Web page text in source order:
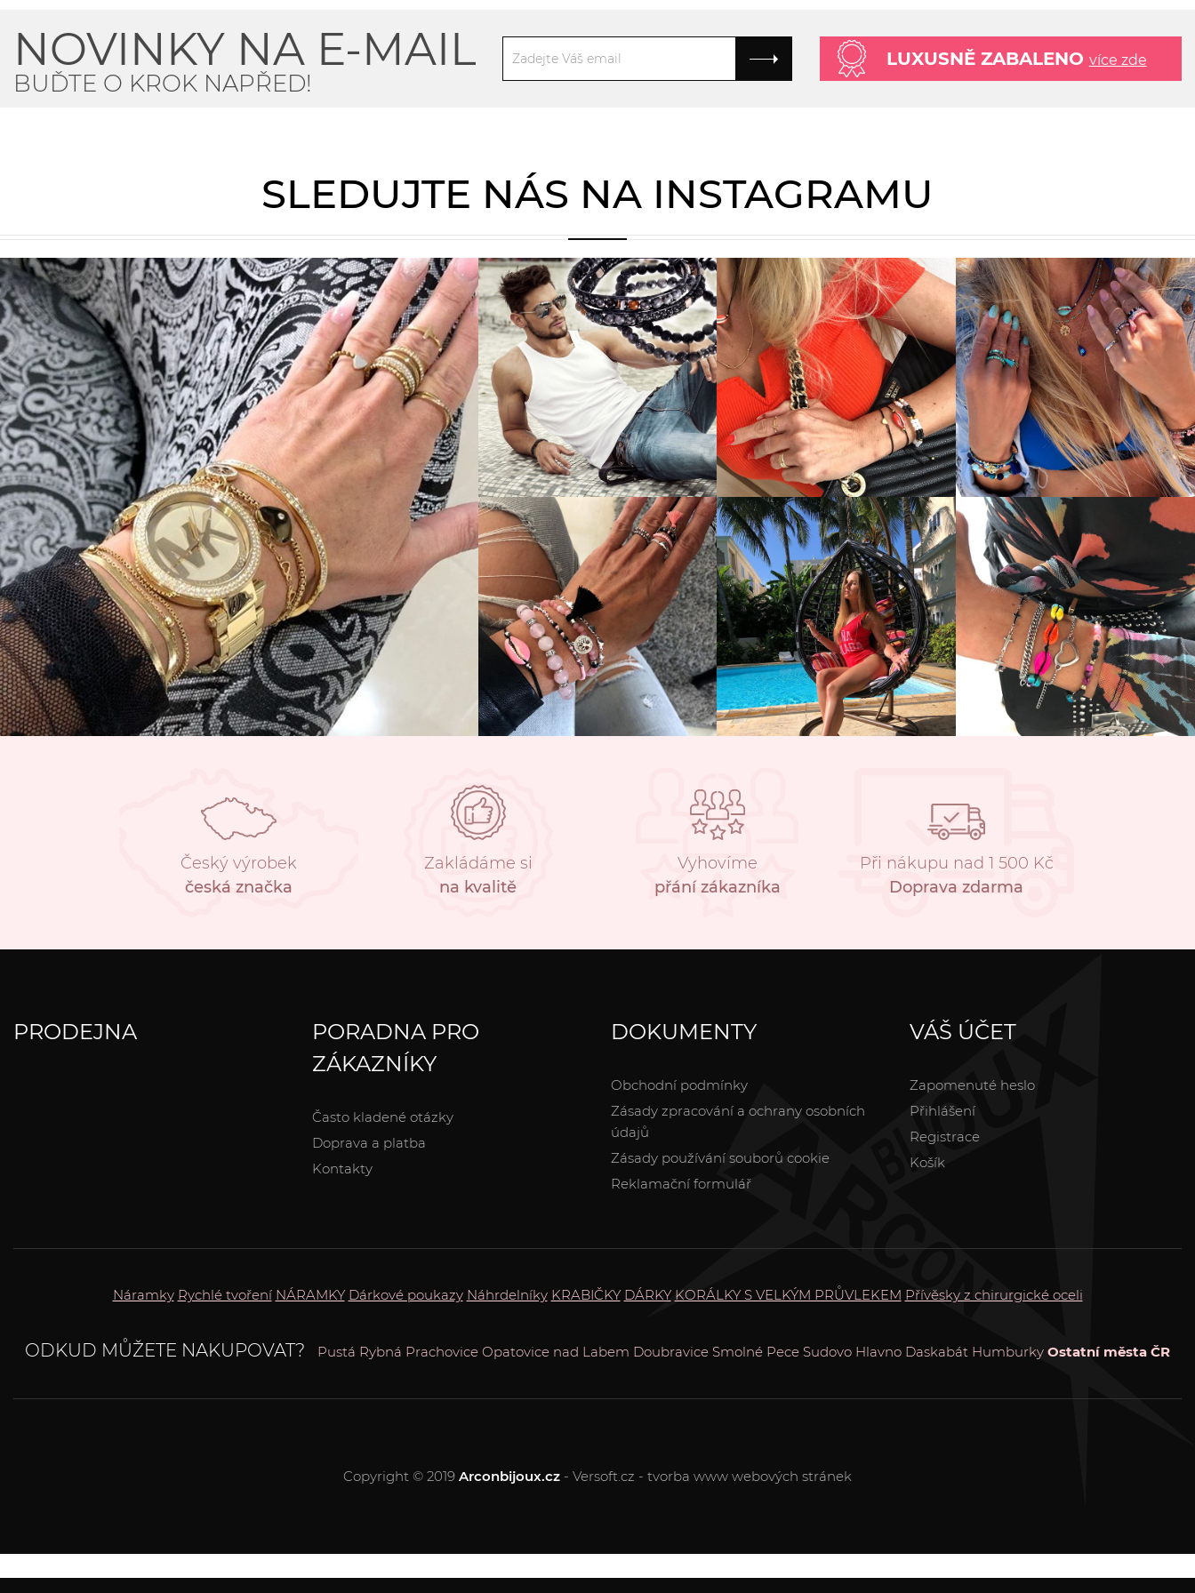
NOVINKY NA E-MAIL
BUĎTE O KROK NAPŘED!
LUXUSNĚ ZABALENO více zde
SLEDUJTE NÁS NA INSTAGRAMU
Český výrobek
česká značka
Zakládáme si
na kvalitě
Vyhovíme
přání zákazníka
Při nákupu nad 1 500 Kč
Doprava zdarma
PRODEJNA
PORADNA PRO
ZÁKAZNÍKY
Často kladené otázky
Doprava a platba
Kontakty
DOKUMENTY
Obchodní podmínky
Zásady zpracování a ochrany osobních
údajů
Zásady používání souborů cookie
Reklamační formulář
VÁŠ ÚČET
Zapomenuté heslo
Přihlášení
Registrace
Košík
Náramky Rychlé tvoření NÁRAMKY Dárkové poukazy Náhrdelníky KRABIČKY DÁRKY KORÁLKY S VELKÝM PRŮVLEKEM Přívěsky z chirurgické oceli
ODKUD MŮŽETE NAKUPOVAT? Pustá Rybná Prachovice Opatovice nad Labem Doubravice Smolné Pece Sudovo Hlavno Daskabát Humburky Ostatní města ČR
Copyright © 2019 Arconbijoux.cz - Versoft.cz - tvorba www webových stránek